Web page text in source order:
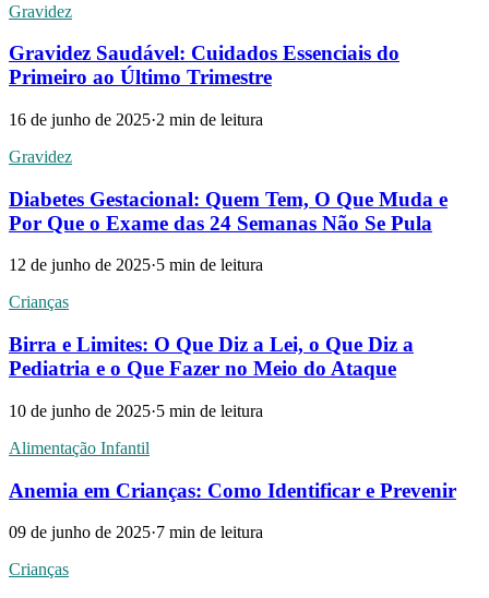
Gravidez
Gravidez Saudável: Cuidados Essenciais do
Primeiro ao Último Trimestre
16 de junho de 2025·2 min de leitura
Gravidez
Diabetes Gestacional: Quem Tem, O Que Muda e
Por Que o Exame das 24 Semanas Não Se Pula
12 de junho de 2025·5 min de leitura
Crianças
Birra e Limites: O Que Diz a Lei, o Que Diz a
Pediatria e o Que Fazer no Meio do Ataque
10 de junho de 2025·5 min de leitura
Alimentação Infantil
Anemia em Crianças: Como Identificar e Prevenir
09 de junho de 2025·7 min de leitura
Crianças